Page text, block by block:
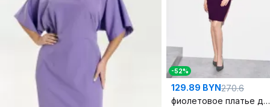
-52%
129.89 BYN270.6
фиолетовое платье длиной 89 см из текстиля